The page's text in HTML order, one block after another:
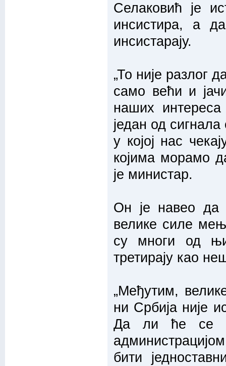
Селаковић је
инсистира, а
инсистарају.
„То није разлог
само већи и
наших
један од
у којој нас
којима морамо
је министар.
Он је навео да
велике силе
су многи од
третирају као
„Међутим,
ни Србија није
Да ли ће се
бити